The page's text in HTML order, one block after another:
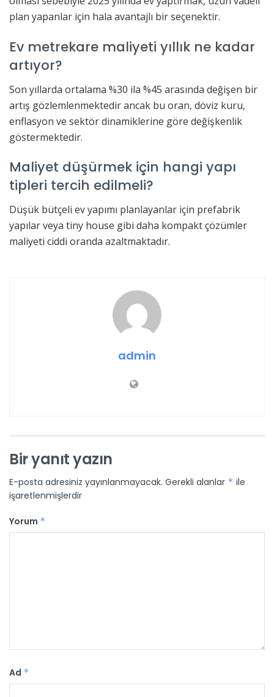
plan yapanlar için hala avantajlı bir seçenektir.
Ev metrekare maliyeti yıllık ne kadar
artıyor?
Son yıllarda ortalama %30 ila %45 arasında değişen bir
artış gözlemlenmektedir ancak bu oran, döviz kuru,
enflasyon ve sektör dinamiklerine göre değişkenlik
göstermektedir.
Maliyet düşürmek için hangi yapı
tipleri tercih edilmeli?
Düşük bütçeli ev yapımı planlayanlar için prefabrik
yapılar veya tiny house gibi daha kompakt çözümler
maliyeti ciddi oranda azaltmaktadır.
admin
Bir yanıt yazın
E-posta adresiniz yayınlanmayacak. Gerekli alanlar * ile
işaretlenmişlerdir
Yorum *
Ad *